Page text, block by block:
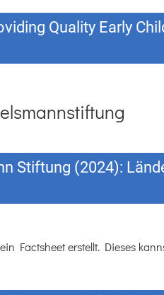
Quality Early
Stiftung (2024):
Factsheet erstellt. Dieses